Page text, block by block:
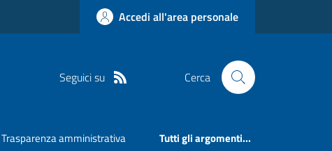
Accedi all'area personale
Seguici su Cerca
Trasparenza amministrativa Tutti gli argomenti...